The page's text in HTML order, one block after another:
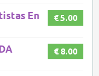
€ 5.00
En
€ 8.00